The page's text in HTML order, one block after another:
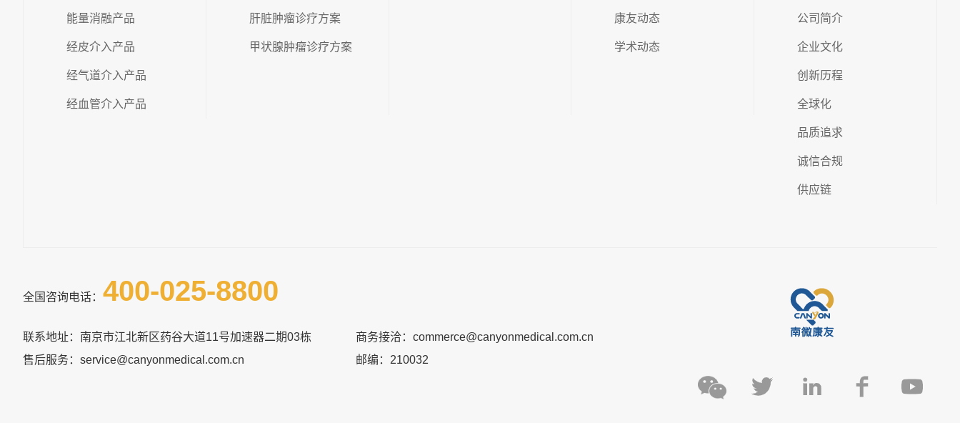
能量消融产品
经皮介入产品
经气道介入产品
经血管介入产品
肝脏肿瘤诊疗方案
甲状腺肿瘤诊疗方案
康友动态
学术动态
公司简介
企业文化
创新历程
全球化
品质追求
诚信合规
供应链
全国咨询电话： 400-025-8800
联系地址：南京市江北新区药谷大道11号加速器二期03栋
售后服务：service@canyonmedical.com.cn
商务接洽：commerce@canyonmedical.com.cn
邮编：210032